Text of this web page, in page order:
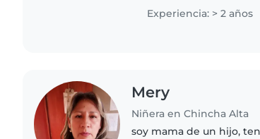
Experiencia: > 2 años
Mery
Niñera en Chincha Alta
soy mama de un hijo,